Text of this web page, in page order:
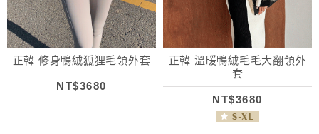
正韓 修身鴨絨狐狸毛領外套
NT$3680
正韓 溫暖鴨絨毛毛大翻領外
套
NT$3680